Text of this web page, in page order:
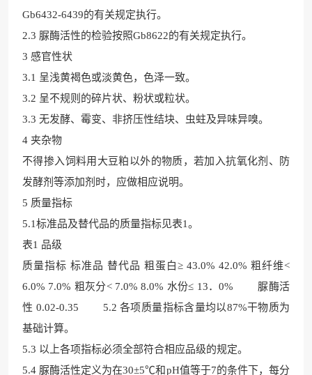
Gb6432-6439的有关规定执行。
2.3 脲酶活性的检验按照Gb8622的有关规定执行。
3 感官性状
3.1 呈浅黄褐色或淡黄色，色泽一致。
3.2 呈不规则的碎片状、粉状或粒状。
3.3 无发酵、霉变、非挤压性结块、虫蛀及异味异嗅。
4 夹杂物
不得掺入饲料用大豆粕以外的物质，若加入抗氧化剂、防
发酵剂等添加剂时，应做相应说明。
5 质量指标
5.1标准品及替代品的质量指标见表1。
表1 品级
质量指标 标准品 替代品 粗蛋白≥ 43.0% 42.0% 粗纤维<
6.0% 7.0% 粗灰分< 7.0% 8.0% 水份≤ 13．0% 脲酶活
性 0.02-0.35 5.2 各项质量指标含量均以87%干物质为
基础计算。
5.3 以上各项指标必须全部符合相应品级的规定。
5.4 脲酶活性定义为在30±5℃和pH值等于7的条件下，每分